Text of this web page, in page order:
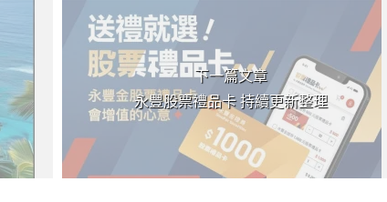
持率如何計算？融資前
必知重點一篇解析
數位帳戶、實體帳戶、純網銀
有什麼不同？2026 銀行開戶完
全指南
下一篇文章
永豐股票禮品卡 持續更新整理